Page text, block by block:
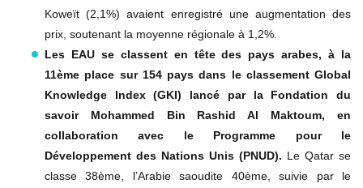
Koweït (2,1%) avaient enregistré une augmentation des
prix, soutenant la moyenne régionale à 1,2%.
Les EAU se classent en tête des pays arabes, à la
11ème place sur 154 pays dans le classement Global
Knowledge Index (GKI) lancé par la Fondation du
savoir Mohammed Bin Rashid Al Maktoum, en
collaboration avec le Programme pour le
Développement des Nations Unis (PNUD). Le Qatar se
classe 38ème, l’Arabie saoudite 40ème, suivie par le